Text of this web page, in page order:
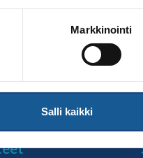
Markkinointi
Salli kaikki
koko maan. Joutsan
lisäksi teemana on
ja Tuomas